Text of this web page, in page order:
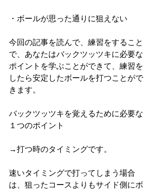
・ボールが思った通りに狙えない
今回の記事を読んで、練習をすること
で、あなたはバックツッツキに必要な
ポイントを学ぶことができて、練習を
したら安定したボールを打つことがで
きます。
バックツッツキを覚えるために必要な
１つのポイント
→打つ時のタイミングです。
速いタイミングで打ってしまう場合
は、狙ったコースよりもサイド側にボ